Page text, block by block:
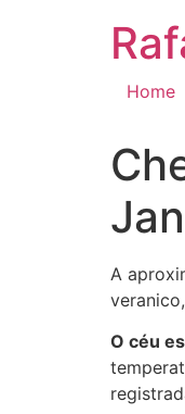
Home
A
O céu